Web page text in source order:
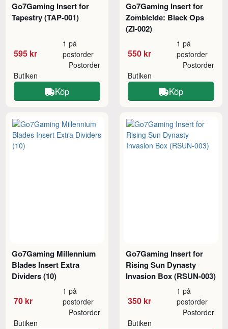
Go7Gaming Insert for
Tapestry (TAP-001)
595 kr
1 på
postorder
Butiken
Postorder
Köp
Go7Gaming Insert for
Zombicide: Black Ops
(ZI-002)
550 kr
1 på
postorder
Butiken
Postorder
Köp
Go7Gaming Millennium
Blades Insert Extra
Dividers (10)
70 kr
1 på
postorder
Butiken
Postorder
Go7Gaming Insert for
Rising Sun Dynasty
Invasion Box (RSUN-003)
350 kr
1 på
postorder
Butiken
Postorder